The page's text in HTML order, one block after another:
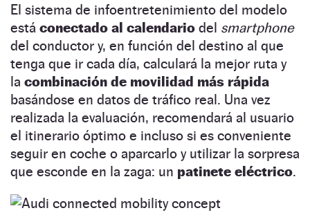
El sistema de infoentretenimiento del modelo
está conectado al calendario del smartphone
del conductor y, en función del destino al que
tenga que ir cada día, calculará la mejor ruta y
la combinación de movilidad más rápida
basándose en datos de tráfico real. Una vez
realizada la evaluación, recomendará al usuario
el itinerario óptimo e incluso si es conveniente
seguir en coche o aparcarlo y utilizar la sorpresa
que esconde en la zaga: un patinete eléctrico.